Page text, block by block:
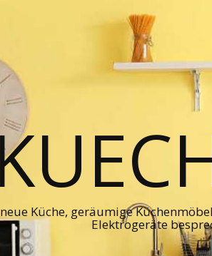
Küche, geräumige
Elektrogeräte